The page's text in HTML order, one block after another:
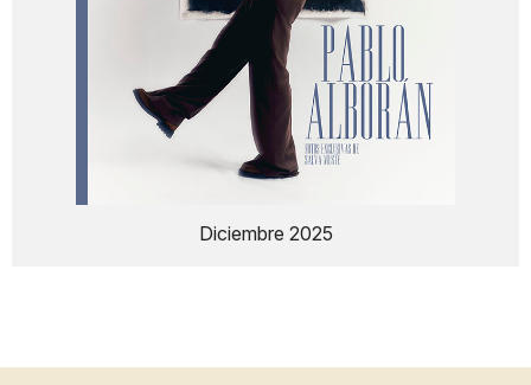
Diciembre 2025